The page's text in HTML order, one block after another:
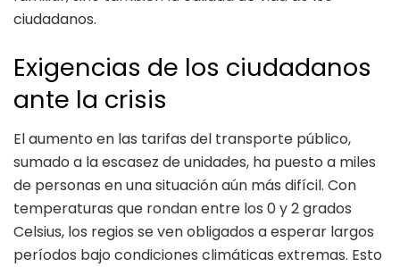
ciudadanos.
Exigencias de los ciudadanos
ante la crisis
El aumento en las tarifas del transporte público,
sumado a la escasez de unidades, ha puesto a miles
de personas en una situación aún más difícil. Con
temperaturas que rondan entre los 0 y 2 grados
Celsius, los regios se ven obligados a esperar largos
períodos bajo condiciones climáticas extremas. Esto